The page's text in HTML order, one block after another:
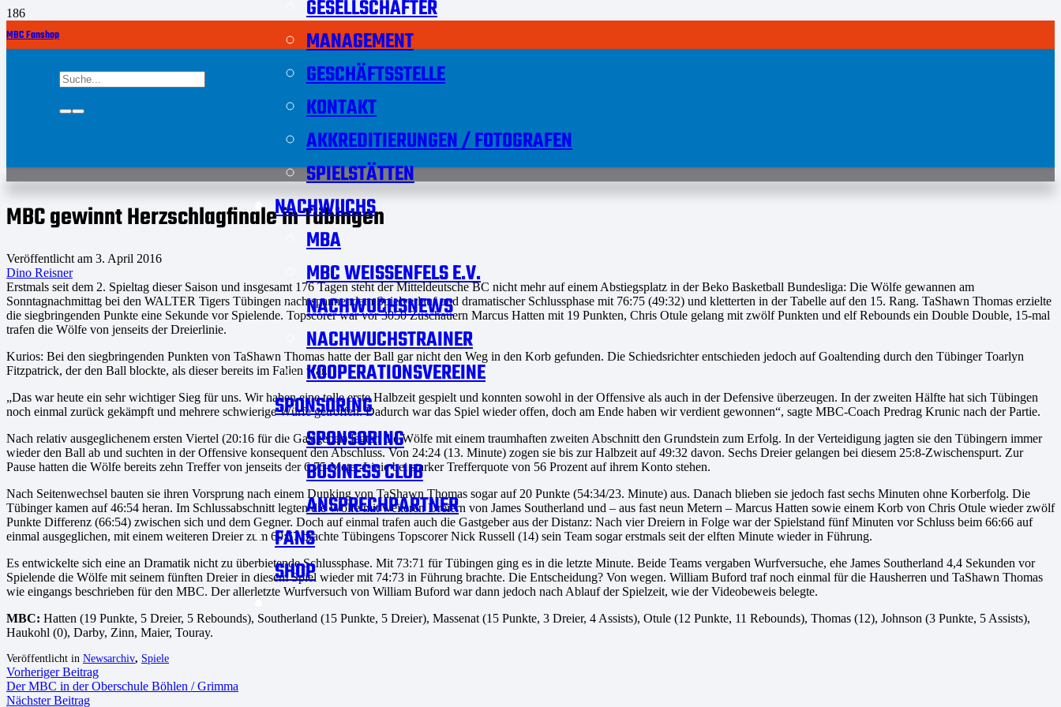
MBC Fanshop
GESELLSCHAFTER
MANAGEMENT
GESCHÄFTSSTELLE
KONTAKT
AKKREDITIERUNGEN / FOTOGRAFEN
SPIELSTÄTTEN
NACHWUCHS
MBA
MBC WEISSENFELS E.V.
NACHWUCHSNEWS
NACHWUCHSTRAINER
KOOPERATIONSVEREINE
SPONSORING
SPONSORING
BUSINESS CLUB
ANSPRECHPARTNER
FANS
SHOP
MBC gewinnt Herzschlagfinale in Tübingen
Veröffentlicht am 3. April 2016
Dino Reisner
Erstmals seit dem 2. Spieltag dieser Saison und insgesamt 176 Tagen steht der Mitteldeutsche BC nicht mehr auf einem Abstiegsplatz in der Beko Basketball Bundesliga: Die Wölfe gewannen am
Sonntagnachmittag bei den WALTER Tigers Tübingen nach spannendem Spielverlauf und dramatischer Schlussphase mit 76:75 (49:32) und kletterten in der Tabelle auf den 15. Rang. TaShawn Thomas erzielte
die siegbringenden Punkte eine Sekunde vor Spielende. Topscorer war vor 3050 Zuschauern Marcus Hatten mit 19 Punkten, Chris Otule gelang mit zwölf Punkten und elf Rebounds ein Double Double, 15-mal
trafen die Wölfe von jenseits der Dreierlinie.
Kurios: Bei den siegbringenden Punkten von TaShawn Thomas hatte der Ball gar nicht den Weg in den Korb gefunden. Die Schiedsrichter entschieden jedoch auf Goaltending durch den Tübinger Toarlyn
Fitzpatrick, der den Ball blockte, als dieser bereits im Fallen war.
„Das war heute ein sehr wichtiger Sieg für uns. Wir haben eine tolle erste Halbzeit gespielt und konnten sowohl in der Offensive als auch in der Defensive überzeugen. In der zweiten Hälfte hat sich Tübingen
noch einmal zurück gekämpft und mehrere schwierige Würfe getroffen. Dadurch war das Spiel wieder offen, doch am Ende haben wir verdient gewonnen“, sagte MBC-Coach Predrag Krunic nach der Partie.
Nach relativ ausgeglichenem ersten Viertel (20:16 für die Gastgeber) legten die Wölfe mit einem traumhaften zweiten Abschnitt den Grundstein zum Erfolg. In der Verteidigung jagten sie den Tübingern immer
wieder den Ball ab und suchten in der Offensive konsequent den Abschluss. Von 24:24 (13. Minute) zogen sie bis zur Halbzeit auf 49:32 davon. Sechs Dreier gelangen bei diesem 25:8-Zwischenspurt. Zur
Pause hatten die Wölfe bereits zehn Treffer von jenseits der 6,75-Meter-Linie bei starker Trefferquote von 56 Prozent auf ihrem Konto stehen.
Nach Seitenwechsel bauten sie ihren Vorsprung nach einem Dunking von TaShawn Thomas sogar auf 20 Punkte (54:34/23. Minute) aus. Danach blieben sie jedoch fast sechs Minuten ohne Korberfolg. Die
Tübinger kamen auf 46:54 heran. Im Schlussabschnitt legten die Wölfe mit weiteren Dreiern von James Southerland und – aus fast neun Metern – Marcus Hatten sowie einem Korb von Chris Otule wieder zwölf
Punkte Differenz (66:54) zwischen sich und dem Gegner. Doch auf einmal trafen auch die Gastgeber aus der Distanz: Nach vier Dreiern in Folge war der Spielstand fünf Minuten vor Schluss beim 66:66 auf
einmal ausgeglichen, mit einem weiteren Dreier zum 69:67 brachte Tübingens Topscorer Nick Russell (14) sein Team sogar erstmals seit der elften Minute wieder in Führung.
Es entwickelte sich eine an Dramatik nicht zu überbietende Schlussphase. Mit 73:71 für Tübingen ging es in die letzte Minute. Beide Teams vergaben Wurfversuche, ehe James Southerland 4,4 Sekunden vor
Spielende die Wölfe mit seinem fünften Dreier in diesem Spiel wieder mit 74:73 in Führung brachte. Die Entscheidung? Von wegen. William Buford traf noch einmal für die Hausherren und TaShawn Thomas
wie eingangs beschrieben für den MBC. Der allerletzte Wurfversuch von William Buford war dann jedoch nach Ablauf der Spielzeit, wie der Videobeweis belegte.
MBC: Hatten (19 Punkte, 5 Dreier, 5 Rebounds), Southerland (15 Punkte, 5 Dreier), Massenat (15 Punkte, 3 Dreier, 4 Assists), Otule (12 Punkte, 11 Rebounds), Thomas (12), Johnson (3 Punkte, 5 Assists),
Haukohl (0), Darby, Zinn, Maier, Touray.
Veröffentlicht in Newsarchiv, Spiele
Vorheriger Beitrag
Der MBC in der Oberschule Böhlen / Grimma
Nächster Beitrag